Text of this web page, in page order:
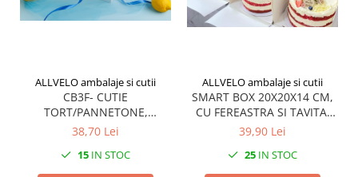
ALLVELO ambalaje si cutii
CB3F- CUTIE
TORT/PANNETONE,
23X23X15 CM, SET 5 BUC
38,70 Lei
15 IN STOC
ALLVELO ambalaje si cutii
SMART BOX 20X20X14 CM,
CU FEREASTRA SI TAVITA,
COD SB6F- ALB, SET 5 BUC
39,90 Lei
25 IN STOC